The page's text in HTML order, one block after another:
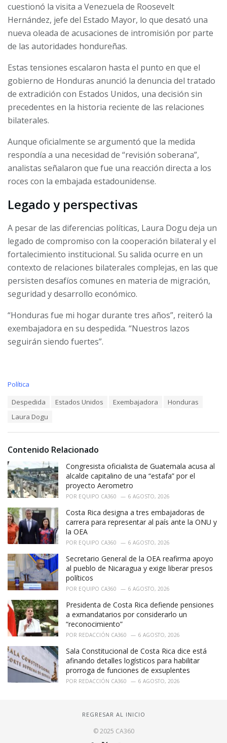
cuestionó la visita a Venezuela de Roosevelt
Hernández, jefe del Estado Mayor, lo que desató una
nueva oleada de acusaciones de intromisión por parte
de las autoridades hondureñas.
Estas tensiones escalaron hasta el punto en que el
gobierno de Honduras anunció la denuncia del tratado
de extradición con Estados Unidos, una decisión sin
precedentes en la historia reciente de las relaciones
bilaterales.
Aunque oficialmente se argumentó que la medida
respondía a una necesidad de “revisión soberana”,
analistas señalaron que fue una reacción directa a los
roces con la embajada estadounidense.
Legado y perspectivas
A pesar de las diferencias políticas, Laura Dogu deja un
legado de compromiso con la cooperación bilateral y el
fortalecimiento institucional. Su salida ocurre en un
contexto de relaciones bilaterales complejas, en las que
persisten desafíos comunes en materia de migración,
seguridad y desarrollo económico.
“Honduras fue mi hogar durante tres años”, reiteró la
exembajadora en su despedida. “Nuestros lazos
seguirán siendo fuertes”.
C
i
s
:
Política
Despedida Estados Unidos Exembajadora
Honduras
Laura Dogu
Contenido Relacionado
Congresista oficialista de Guatemala acusa al
alcalde capitalino de una “estafa” por el
proyecto Aerometro
POR EQUIPO CA360 6 AGOSTO, 2026
Costa Rica designa a tres embajadoras de
carrera para representar al país ante la ONU y
la OEA
POR EQUIPO CA360 6 AGOSTO, 2026
Secretario General de la OEA reafirma apoyo
al pueblo de Nicaragua y exige liberar presos
políticos
POR EQUIPO CA360 6 AGOSTO, 2026
Presidenta de Costa Rica defiende pensiones
a exmandatarios por considerarlo un
“reconocimiento”
POR REDACCIÓN CA360 6 AGOSTO, 2026
Sala Constitucional de Costa Rica dice está
afinando detalles logísticos para habilitar
prorroga de funciones de exsuplentes
POR REDACCIÓN CA360 6 AGOSTO, 2026
REGRESAR AL INICIO
© 2025 CA360